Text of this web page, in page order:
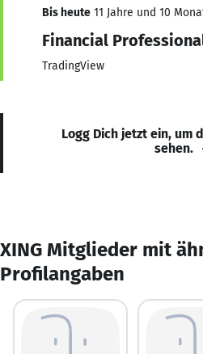
Bis heute 11 Jahre und 10
Financial
TradingView
Logg Dich jetzt ein, um
sehen.
XING Mitglieder mit
Profilangaben